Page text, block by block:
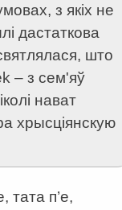
з якіх не
дастаткова
што
– з сем'яў
нават
хрысціянскую
тата п’е,